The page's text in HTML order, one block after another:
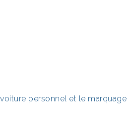
personnel et le marquage